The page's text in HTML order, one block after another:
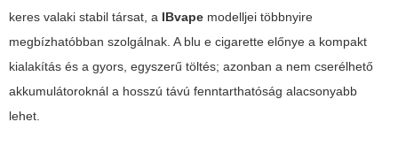
keres valaki stabil társat, a IBvape modelljei többnyire
megbízhatóbban szolgálnak. A blu e cigarette előnye a kompakt
kialakítás és a gyors, egyszerű töltés; azonban a nem cserélhető
akkumulátoroknál a hosszú távú fenntarthatóság alacsonyabb
lehet.